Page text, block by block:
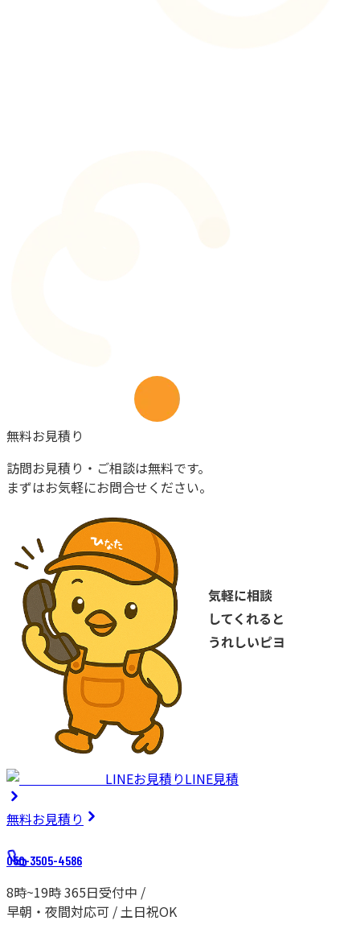
無料お見積り
訪問お見積り・ご相談は無料です。
まずはお気軽にお問合せください。
LINEお見積りLINE見積
無料お見積り
050-3505-4586
8時~19時 365日受付中 /
早朝・夜間対応可 / 土日祝OK